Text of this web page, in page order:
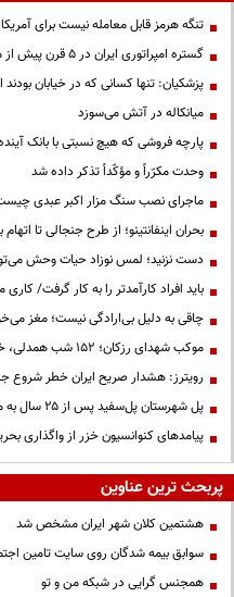
تنگه هرمز قابل معامله نیست برای آمریکا
گستره امپراتوری ایران در ۵ قرن پیش از میلاد؛ تصویری از ایران ۲۵ قرن پیش
پزشکیان: تنها کسانی که در خیابان
میانکاله در آتش می‌سوزد
پارچه فروشی که هیچ نسبتی با بانک
وحدت مکرّراً و مؤکّداً تذکر داده شد
ماجرای نصب سنگ مزار اکبر عبدی
بحران اینفانتینو؛ از طرح جنجالی تا
دست نزنید؛ لمس نوزاد حیات وحش
باید افراد کارآمدتر را به کار گرفت/
چاقی به دلیل بی‌ارادگی نیست؛ مغز
موکب شهدای رزکان؛ ۱۵۲ شب همدلی، خدمت و میزبانی از مردم ولایت‌مدار شهریار
رویترز: هشدار صریح ایران خطر شروع
پل شهرستان پل‌سفید پس از ۲۵ سال به مرحله بهره‌برداری رسید
پیامدهای کنوانسیون خزر از واگذاری
پربحث ترین عناوین
هشتمین کلان شهر ایران مشخص شد
سوابق بیمه شدگان روی سایت تامین
همجنس گرایی در شبکه من و تو